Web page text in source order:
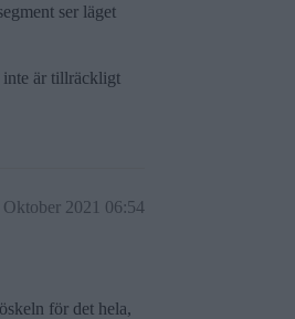
ser läget
inte är tillräckligt
Oktober 2021 06:54
för det hela,